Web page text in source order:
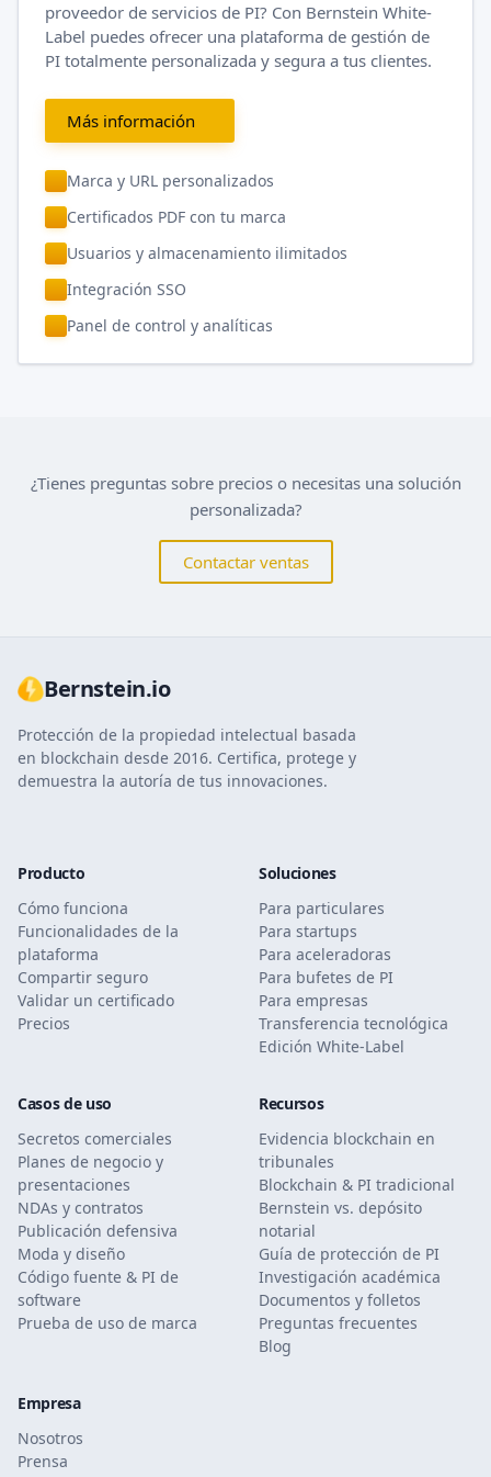
proveedor de servicios de PI? Con Bernstein White-
Label puedes ofrecer una plataforma de gestión de
PI totalmente personalizada y segura a tus clientes.
Más información
Marca y URL personalizados
Certificados PDF con tu marca
Usuarios y almacenamiento ilimitados
Integración SSO
Panel de control y analíticas
¿Tienes preguntas sobre precios o necesitas una solución
personalizada?
Contactar ventas
Bernstein.io
Protección de la propiedad intelectual basada
en blockchain desde 2016. Certifica, protege y
demuestra la autoría de tus innovaciones.
Producto
Cómo funciona
Funcionalidades de la
plataforma
Compartir seguro
Validar un certificado
Precios
Soluciones
Para particulares
Para startups
Para aceleradoras
Para bufetes de PI
Para empresas
Transferencia tecnológica
Edición White-Label
Casos de uso
Secretos comerciales
Planes de negocio y
presentaciones
NDAs y contratos
Publicación defensiva
Moda y diseño
Código fuente & PI de
software
Prueba de uso de marca
Recursos
Evidencia blockchain en
tribunales
Blockchain & PI tradicional
Bernstein vs. depósito
notarial
Guía de protección de PI
Investigación académica
Documentos y folletos
Preguntas frecuentes
Blog
Empresa
Nosotros
Prensa